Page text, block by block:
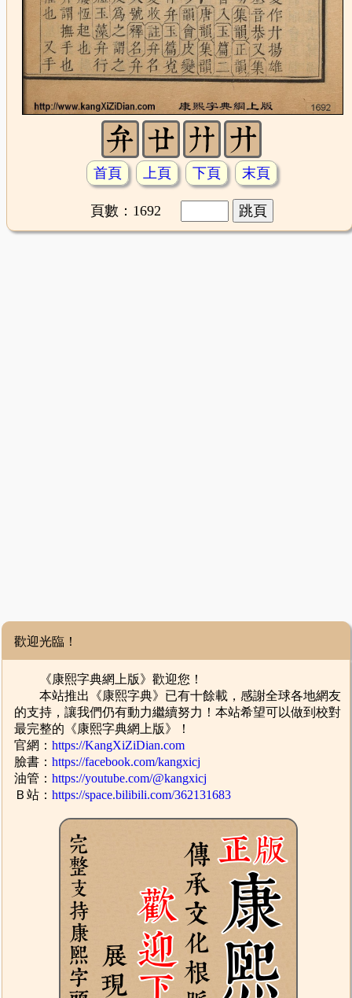
首頁 上頁 下頁 末頁
頁數：1692
歡迎光臨！
《康熙字典網上版》歡迎您！
本站推出《康熙字典》已有十餘載，感謝全球各地網友
的支持，讓我們仍有動力繼續努力！本站希望可以做到校對
最完整的《康熙字典網上版》！
官網：https://KangXiZiDian.com
臉書：https://facebook.com/kangxicj
油管：https://youtube.com/@kangxicj
Ｂ站：https://space.bilibili.com/362131683